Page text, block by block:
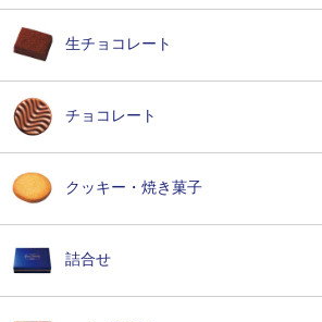
生チョコレート
チョコレート
クッキー・焼き菓子
詰合せ